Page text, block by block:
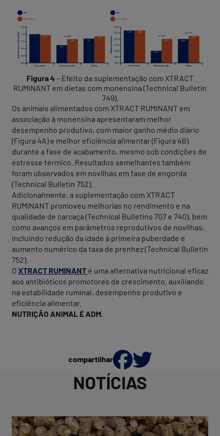
Figura 4 – Efeito da suplementação com XTRACT
RUMINANT em dietas com monensina (Technical Bulletin
749).
Os animais alimentados com XTRACT RUMINANT em
associação à monensina apresentaram melhor
desempenho produtivo, com maior ganho médio diário
(Figura 4A) e melhor eficiência alimentar (Figura 4B)
durante a fase de acabamento, mesmo sob condições de
estresse térmico. Resultados semelhantes também
foram observados em novilhas em fase de engorda
(Technical Bulletin 752).
Adicionalmente, a suplementação com XTRACT
RUMINANT promoveu melhorias no rendimento e na
qualidade de carcaça (Technical Bulletins 707 e 740), bem
como avanços em parâmetros reprodutivos de novilhas,
incluindo redução da idade à primeira puberdade e
aumento numérico da taxa de prenhez (Technical Bulletin
752).
O XTRACT RUMINANT é uma alternativa nutricional eficaz
aos antibióticos promotores de crescimento, auxiliando
na estabilidade ruminal, desempenho produtivo e
eficiência alimentar.
NUTRIÇÃO ANIMAL É ADM.
compartilhar
NOTÍCIAS